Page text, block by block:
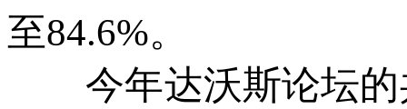
至84.6%。
今年达沃斯论坛的